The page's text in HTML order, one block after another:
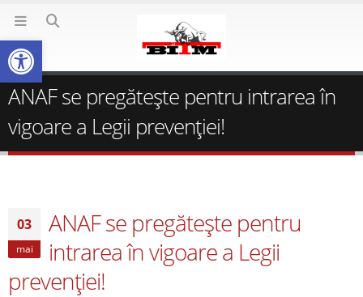
ANAF se pregăteşte pentru intrarea în
vigoare a Legii prevenţiei!
03
mai
ANAF se pregăteşte pentru
intrarea în vigoare a Legii
prevenţiei!
Deschide bara de unelte